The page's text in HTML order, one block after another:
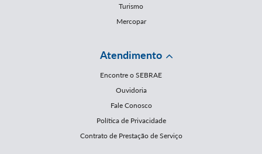
Turismo
Mercopar
Atendimento
Encontre o SEBRAE
Ouvidoria
Fale Conosco
Política de Privacidade
Contrato de Prestação de Serviço